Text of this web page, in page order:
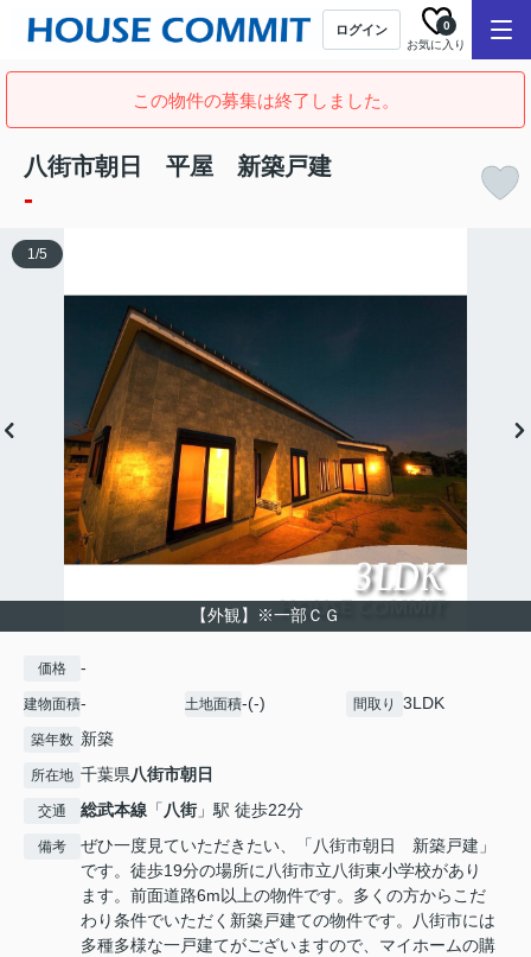
ログイン
お気に入り
0
この物件の募集は終了しました。
八街市朝日 平屋 新築戸建
-
【外観】※一部ＣＧ
1/5
価格 -
建物面積- 土地面積-(-) 間取り 3LDK
築年数 新築
所在地 千葉県八街市朝日
交通 総武本線 「八街」駅 徒歩22分
備考
ぜひ一度見ていただきたい、「八街市朝日 新築戸建」
です。徒歩19分の場所に八街市立八街東小学校があり
ます。前面道路6m以上の物件です。多くの方からこだ
わり条件でいただく新築戸建ての物件です。八街市には
多種多様な一戸建てがございますので、マイホームの購